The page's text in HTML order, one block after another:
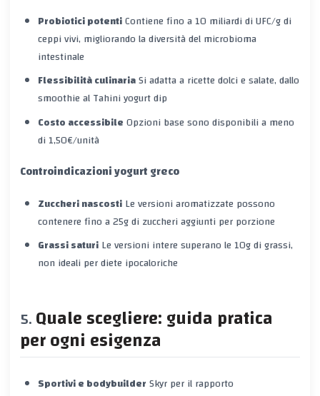
Probiotici potentiContiene fino a 10 miliardi di UFC/g di
ceppi vivi, migliorando la diversità del microbioma
intestinale
Flessibilità culinariaSi adatta a ricette dolci e salate, dallo
smoothie al Tahini yogurt dip
Costo accessibileOpzioni base sono disponibili a meno
di 1,50€/unità
Controindicazioni yogurt greco
Zuccheri nascostiLe versioni aromatizzate possono
contenere fino a 25g di zuccheri aggiunti per porzione
Grassi saturiLe versioni intere superano le 10g di grassi,
non ideali per diete ipocaloriche
Quale scegliere: guida pratica
per ogni esigenza
Sportivi e bodybuilderSkyr per il rapporto